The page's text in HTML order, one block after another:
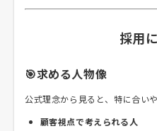
採用
🎯求める人物像
公式理念から見ると、特に合い
顧客視点で考えられる人